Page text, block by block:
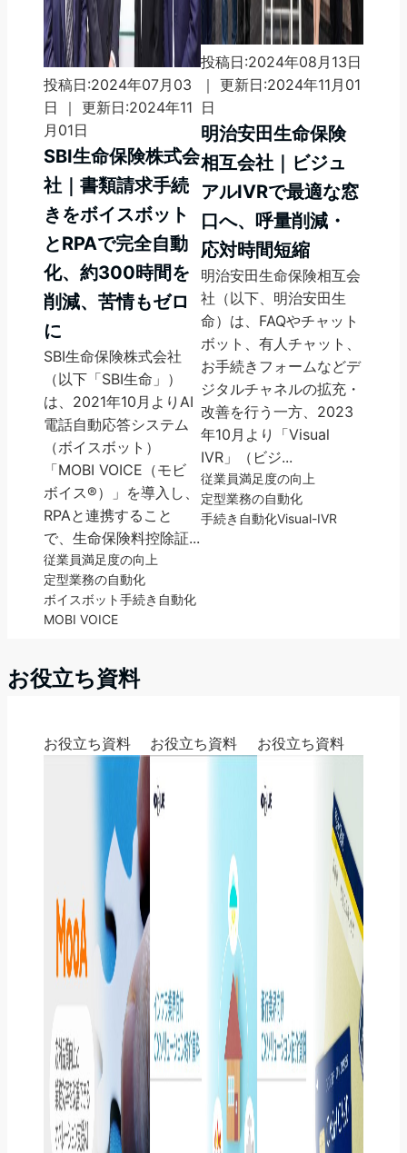
投稿日:2024年07月03
日 ｜ 更新日:2024年11
月01日
SBI生命保険株式会
社｜書類請求手続
きをボイスボット
とRPAで完全自動
化、約300時間を
削減、苦情もゼロ
に
SBI生命保険株式会社
（以下「SBI生命」）
は、2021年10月よりAI
電話自動応答システム
（ボイスボット）
「MOBI VOICE（モビ
ボイス®）」を導入し、
RPAと連携すること
で、生命保険料控除証...
従業員満足度の向上
定型業務の自動化
ボイスボット手続き自動化
MOBI VOICE
投稿日:2024年08月13日
｜ 更新日:2024年11月01
日
明治安田生命保険
相互会社｜ビジュ
アルIVRで最適な窓
口へ、呼量削減・
応対時間短縮
明治安田生命保険相互会
社（以下、明治安田生
命）は、FAQやチャット
ボット、有人チャット、
お手続きフォームなどデ
ジタルチャネルの拡充・
改善を行う一方、2023
年10月より「Visual
IVR」（ビジ...
従業員満足度の向上
定型業務の自動化
手続き自動化Visual-IVR
お役立ち資料
お役立ち資料 お役立ち資料 お役立ち資料